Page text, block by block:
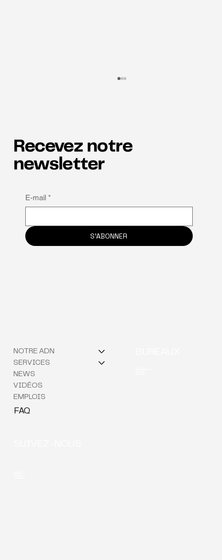
Les talents à l'honneur
Recevez notre
newsletter
E-mail *
S'ABONNER
NOTRE ADN
SERVICES
NEWS
VIDÉOS
EMPLOIS
FAQ